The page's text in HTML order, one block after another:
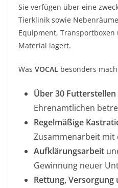
Sie verfügen über eine
Tierklinik sowie
Equipment,
Material lagert.
Was VOCAL besonders
Über 30 Futterstellen
Ehrenamtlichen
Regelmäßige
Zusammenarbeit mit
Aufklärungsarbeit
Gewinnung neuer
Rettung,